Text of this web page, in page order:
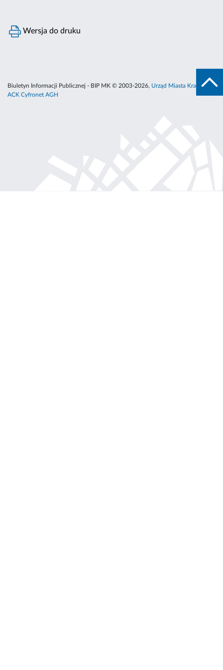
Wersja do druku
Biuletyn Informacji Publicznej - BIP MK © 2003-2026, Urząd Miasta Krakowa
ACK Cyfronet AGH